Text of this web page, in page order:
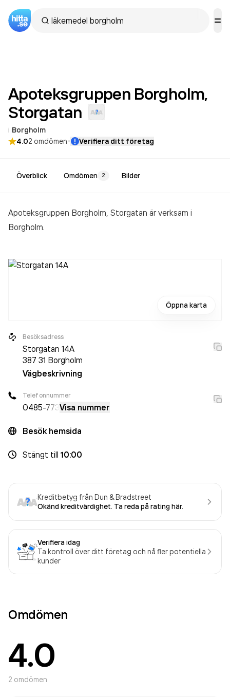
Apoteksgruppen Borgholm,
Storgatan
i Borgholm
4.02 omdömen· Verifiera ditt företag
Överblick Omdömen 2 Bilder
Apoteksgruppen Borgholm, Storgatan är verksam i
Borgholm.
Öppna karta
Besöksadress
Storgatan 14A
387 31 Borgholm
Vägbeskrivning
Telefonnummer
0485-773Visa nummer
Besök hemsida
Stängt till 10:00
Kreditbetyg från Dun & Bradstreet
Okänd kreditvärdighet. Ta reda på rating här.
Verifiera idag
Ta kontroll över ditt företag och nå fler potentiella
kunder
Omdömen
4.0
2 omdömen